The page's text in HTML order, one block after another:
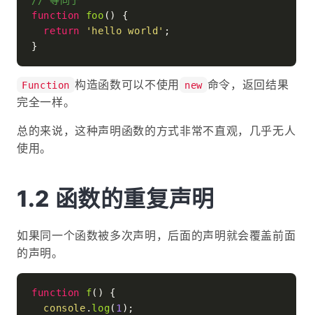
function
foo ( ) {
return
'hello world' ;
Function 构造函数可以不使用 new 命令，返回结果
完全一样。
总的来说，这种声明函数的方式非常不直观，几乎无人
使用。
函数的重复声明
如果同一个函数被多次声明，后面的声明就会覆盖前面
的声明。
function f( ) {
console . log( 1 );